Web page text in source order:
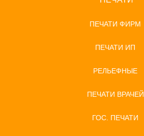
ПЕЧАТИ ФИРМ
ПЕЧАТИ ИП
РЕЛЬЕФНЫЕ
ПЕЧАТИ ВРАЧЕЙ
ГОС. ПЕЧАТИ